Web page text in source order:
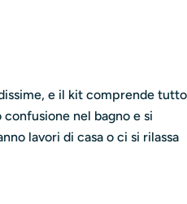
e il kit comprende tutto
nel bagno e si
lavori di casa o ci si rilassa